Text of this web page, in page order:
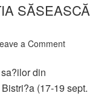
SĂSEASCĂ
a Comment
din
(17-19 sept.